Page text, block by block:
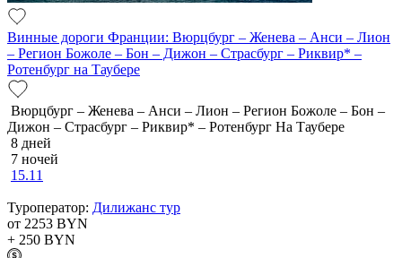
Винные дороги Франции: Вюрцбург – Женева – Анси – Лион
– Регион Божоле – Бон – Дижон – Страсбург – Риквир* –
Ротенбург на Таубере
Вюрцбург – Женева – Анси – Лион – Регион Божоле – Бон –
Дижон – Страсбург – Риквир* – Ротенбург На Таубере
8 дней
7 ночей
15.11
Туроператор: Дилижанс тур
от 2253 BYN
+ 250 BYN